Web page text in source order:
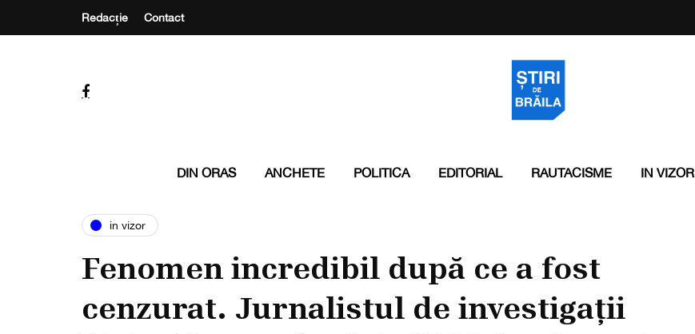
Redacție Contact
DIN ORAS ANCHETE POLITICA EDITORIAL RAUTACISME IN VIZOR
in vizor
Fenomen incredibil după ce a fost
cenzurat. Jurnalistul de investigații